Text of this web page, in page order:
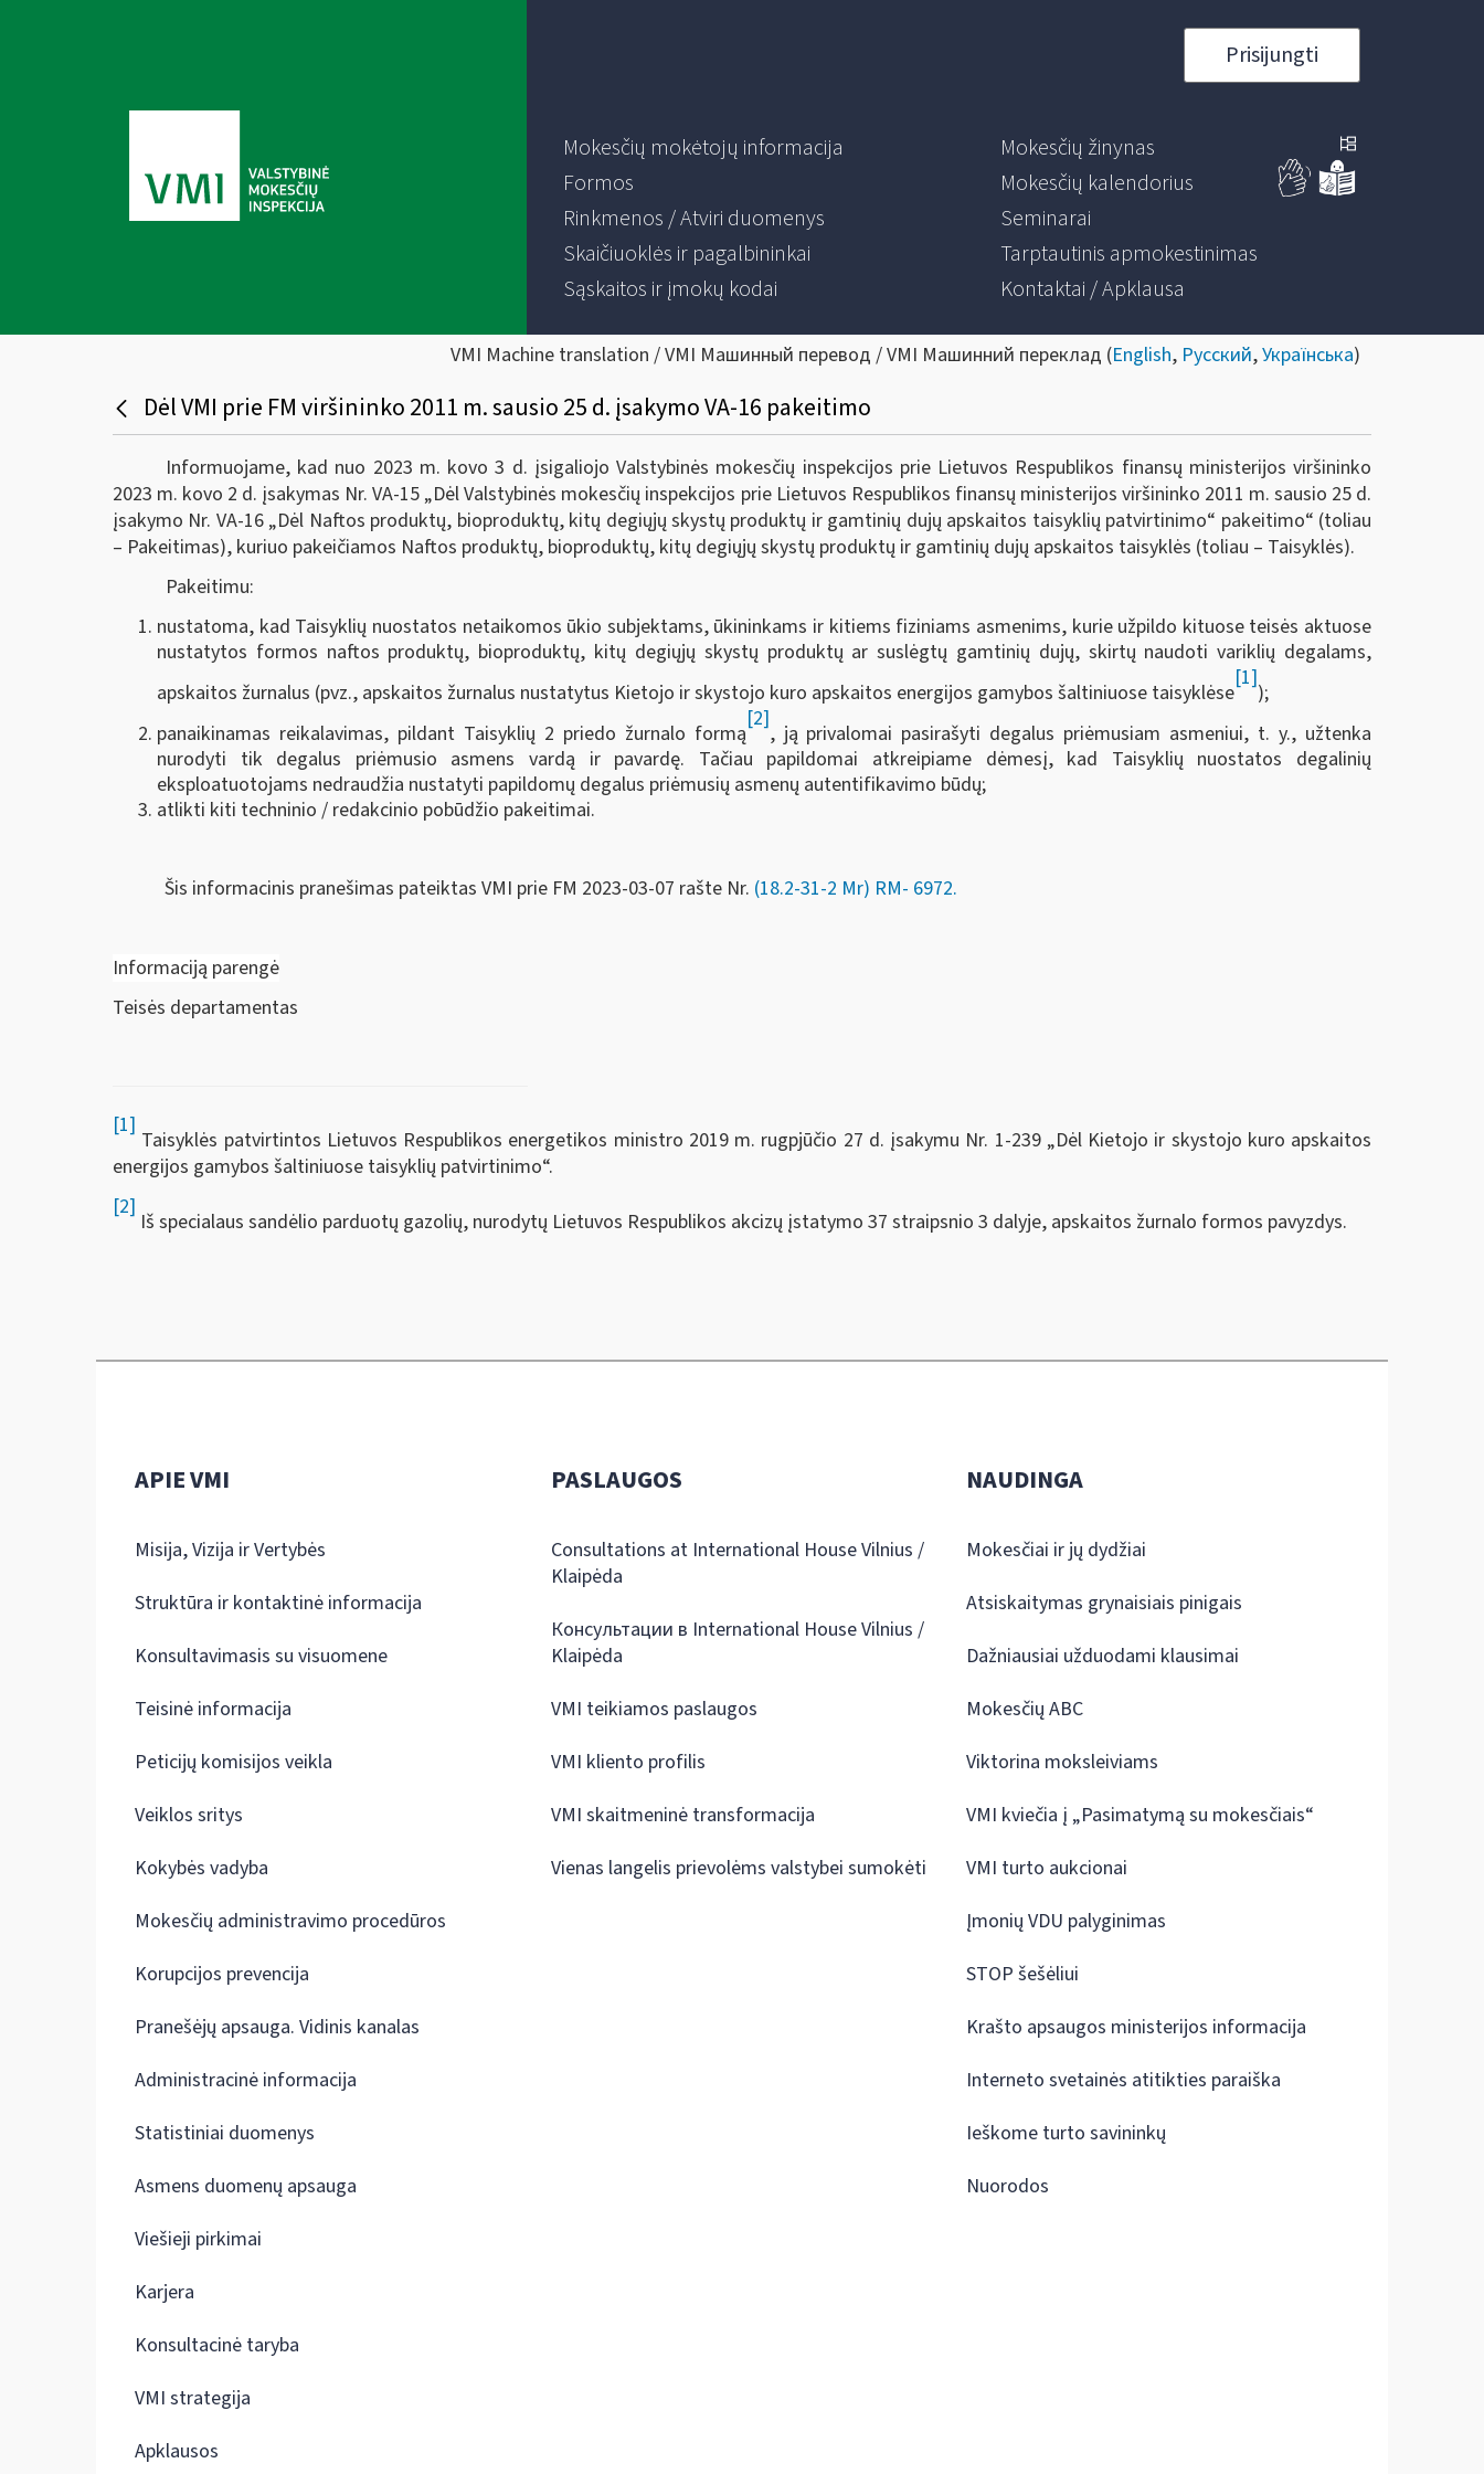
Prisijungti
Mokesčių mokėtojų informacija
Formos
Rinkmenos / Atviri duomenys
Skaičiuoklės ir pagalbininkai
Sąskaitos ir įmokų kodai
Mokesčių žinynas
Mokesčių kalendorius
Seminarai
Tarptautinis apmokestinimas
Kontaktai / Apklausa
VMI Machine translation / VMI Машинный перевод / VMI Машинний переклад (English, Русский,Українська)
Dėl VMI prie FM viršininko 2011 m. sausio 25 d. įsakymo VA-16 pakeitimo
Informuojame, kad nuo 2023 m. kovo 3 d. įsigaliojo Valstybinės mokesčių inspekcijos prie Lietuvos Respublikos finansų ministerijos viršininko
2023 m. kovo 2 d. įsakymas Nr. VA-15 „Dėl Valstybinės mokesčių inspekcijos prie Lietuvos Respublikos finansų ministerijos viršininko 2011 m. sausio 25 d.
įsakymo Nr. VA-16 „Dėl Naftos produktų, bioproduktų, kitų degiųjų skystų produktų ir gamtinių dujų apskaitos taisyklių patvirtinimo“ pakeitimo“ (toliau
– Pakeitimas), kuriuo pakeičiamos Naftos produktų, bioproduktų, kitų degiųjų skystų produktų ir gamtinių dujų apskaitos taisyklės (toliau – Taisyklės).
Pakeitimu:
nustatoma, kad Taisyklių nuostatos netaikomos ūkio subjektams, ūkininkams ir kitiems fiziniams asmenims, kurie užpildo kituose teisės aktuose
nustatytos formos naftos produktų, bioproduktų, kitų degiųjų skystų produktų ar suslėgtų gamtinių dujų, skirtų naudoti variklių degalams,
apskaitos žurnalus (pvz., apskaitos žurnalus nustatytus Kietojo ir skystojo kuro apskaitos energijos gamybos šaltiniuose taisyklėse
[1]
);
panaikinamas reikalavimas, pildant Taisyklių 2 priedo žurnalo formą
[2]
, ją privalomai pasirašyti degalus priėmusiam asmeniui, t. y., užtenka
nurodyti tik degalus priėmusio asmens vardą ir pavardę. Tačiau papildomai atkreipiame dėmesį, kad Taisyklių nuostatos degalinių
eksploatuotojams nedraudžia nustatyti papildomų degalus priėmusių asmenų autentifikavimo būdų;
atlikti kiti techninio / redakcinio pobūdžio pakeitimai.
Šis informacinis pranešimas pateiktas VMI prie FM 2023-03-07 rašte Nr. (18.2-31-2 Mr) RM- 6972.
Informaciją parengė
Teisės departamentas
[1]
Taisyklės patvirtintos Lietuvos Respublikos energetikos ministro 2019 m. rugpjūčio 27 d. įsakymu Nr. 1-239 „Dėl Kietojo ir skystojo kuro apskaitos
energijos gamybos šaltiniuose taisyklių patvirtinimo“.
[2]
Iš specialaus sandėlio parduotų gazolių, nurodytų Lietuvos Respublikos akcizų įstatymo 37 straipsnio 3 dalyje, apskaitos žurnalo formos pavyzdys.
APIE VMI
Misija, Vizija ir Vertybės
Struktūra ir kontaktinė informacija
Konsultavimasis su visuomene
Teisinė informacija
Peticijų komisijos veikla
Veiklos sritys
Kokybės vadyba
Mokesčių administravimo procedūros
Korupcijos prevencija
Pranešėjų apsauga. Vidinis kanalas
Administracinė informacija
Statistiniai duomenys
Asmens duomenų apsauga
Viešieji pirkimai
Karjera
Konsultacinė taryba
VMI strategija
Apklausos
PASLAUGOS
Consultations at International House Vilnius /
Klaipėda
Консультации в International House Vilnius /
Klaipėda
VMI teikiamos paslaugos
VMI kliento profilis
VMI skaitmeninė transformacija
Vienas langelis prievolėms valstybei sumokėti
NAUDINGA
Mokesčiai ir jų dydžiai
Atsiskaitymas grynaisiais pinigais
Dažniausiai užduodami klausimai
Mokesčių ABC
Viktorina moksleiviams
VMI kviečia į „Pasimatymą su mokesčiais“
VMI turto aukcionai
Įmonių VDU palyginimas
STOP šešėliui
Krašto apsaugos ministerijos informacija
Interneto svetainės atitikties paraiška
Ieškome turto savininkų
Nuorodos